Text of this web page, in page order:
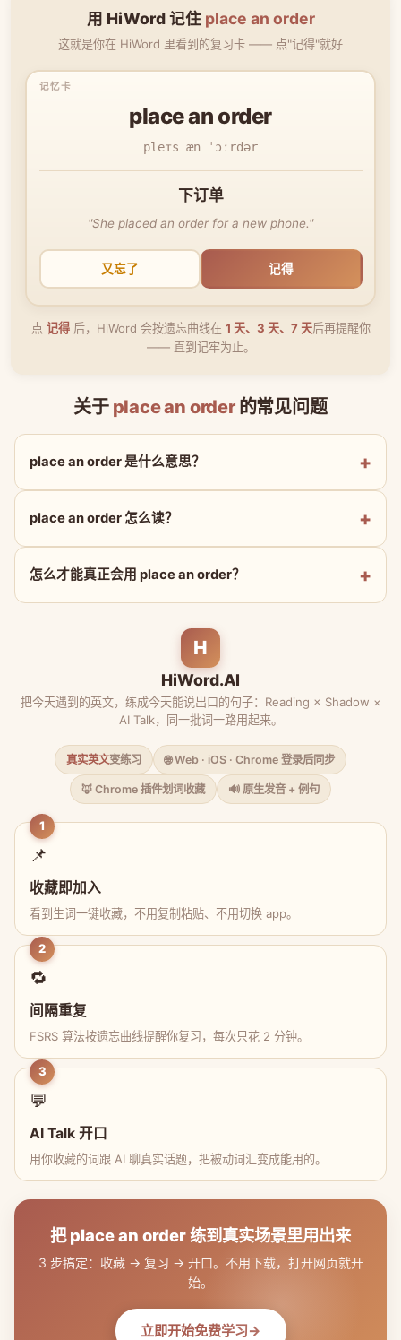
用 HiWord 记住 place an order
这就是你在 HiWord 里看到的复习卡 —— 点"记得"就好
place an order
pleɪs æn ˈɔːrdər
下订单
"She placed an order for a new phone."
又忘了 记得
点 记得后，HiWord 会按遗忘曲线在 1 天、3 天、7 天后再提醒你
—— 直到记牢为止。
关于 place an order的常见问题
place an order 是什么意思？
place an order 怎么读？
怎么才能真正会用 place an order？
H
HiWord.AI
把今天遇到的英文，练成今天能说出口的句子：Reading × Shadow ×
AI Talk，同一批词一路用起来。
真实英文变练习 🌐 Web · iOS · Chrome 登录后同步
🦊 Chrome 插件划词收藏 🔊 原生发音 + 例句
1
📌
收藏即加入
看到生词一键收藏，不用复制粘贴、不用切换 app。
2
🔁
间隔重复
FSRS 算法按遗忘曲线提醒你复习，每次只花 2 分钟。
3
💬
AI Talk 开口
用你收藏的词跟 AI 聊真实话题，把被动词汇变成能用的。
把 place an order 练到真实场景里用出来
3 步搞定：收藏 → 复习 → 开口。不用下载，打开网页就开
始。
立即开始免费学习